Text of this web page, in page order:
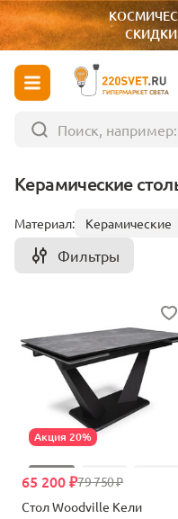
СКИДКИ
ГИПЕРМАРКЕТ СВЕТА
Керамические
Материал: Керамические
Фильтры
Акция 20%
79 750 ₽
65 200 ₽
Стол Woodville Кели